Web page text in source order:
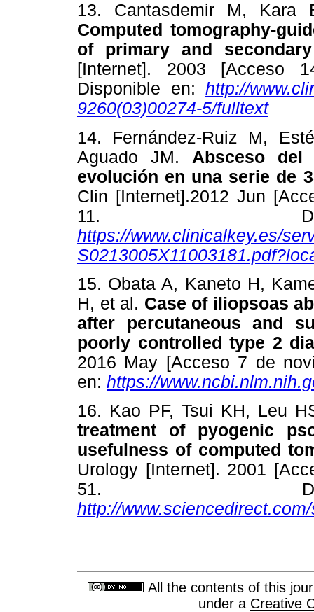
13. Cantasdemir M,
Computed tomography-
of primary and
[Internet]. 2003 [Acceso
Disponible en: http://
9260(03)00274-5/fulltext
14. Fernández-Ruiz M,
Aguado JM. Absceso del
evolución en una serie de
Clin [Internet].2012 Jun
11.
https://www.clinicalkey.es/
15. Obata A, Kaneto H,
H, et al. Case of iliopsoas
after percutaneous and
poorly controlled type 2
2016 May [Acceso 7 de
en: https://
16. Kao PF, Tsui KH, Leu
treatment of pyogenic
usefulness of computed
Urology [Internet]. 2001
51.
http://
All the contents of this
under a Creative